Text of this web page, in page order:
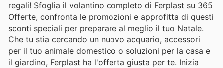
regali! Sfoglia il volantino completo di Ferplast su 365
Offerte, confronta le promozioni e approfitta di questi
sconti speciali per preparare al meglio il tuo Natale.
Che tu stia cercando un nuovo acquario, accessori
per il tuo animale domestico o soluzioni per la casa e
il giardino, Ferplast ha l'offerta giusta per te. Inizia